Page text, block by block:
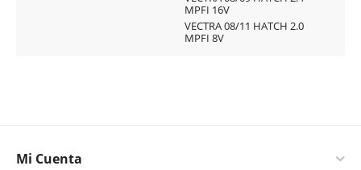
MPFI 16V
VECTRA 08/11 HATCH 2.0
MPFI 8V
Mi Cuenta